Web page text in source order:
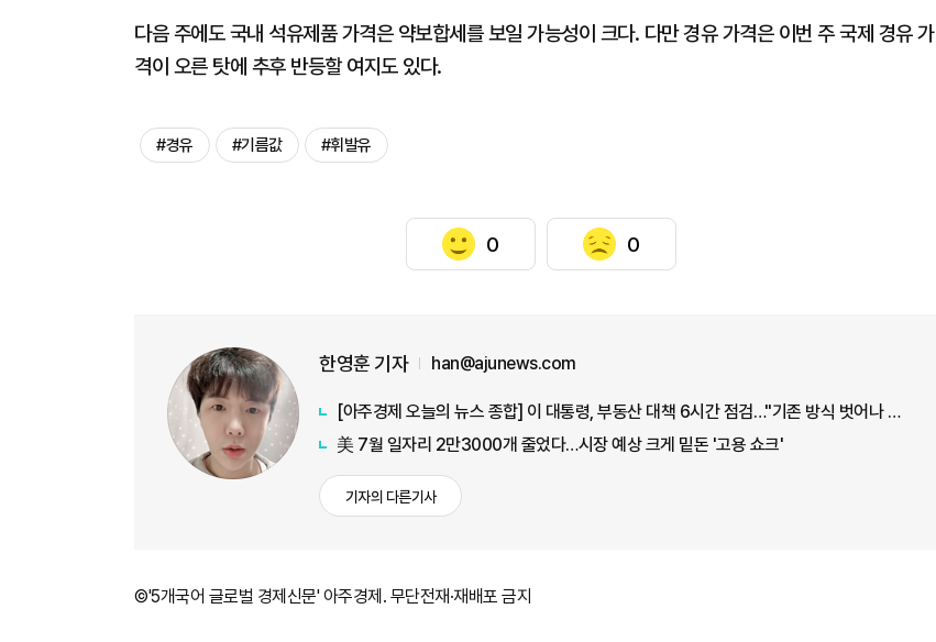
다음 주에도 국내 석유제품 가격은 약보합세를 보일 가능성이 크다. 다만 경유 가격은 이번 주 국제 경유 가
격이 오른 탓에 추후 반등할 여지도 있다.
#경유 #기름값 #휘발유
0 0
한영훈 기자 han@ajunews.com
[아주경제 오늘의 뉴스 종합] 이 대통령, 부동산 대책 6시간 점검…"기존 방식 벗어나 과감히 실행" 外
美 7월 일자리 2만3000개 줄었다…시장 예상 크게 밑돈 '고용 쇼크'
기자의 다른기사
©'5개국어 글로벌 경제신문' 아주경제. 무단전재·재배포 금지